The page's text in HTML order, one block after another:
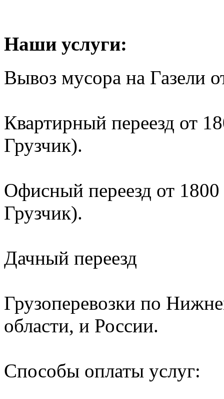
Наши услуги:
Вывоз мусора на Газели
Квартирный переезд от
Грузчик).
Офисный переезд от 1800
Грузчик).
Дачный переезд
Грузоперевозки по
области, и России.
Способы оплаты услуг: